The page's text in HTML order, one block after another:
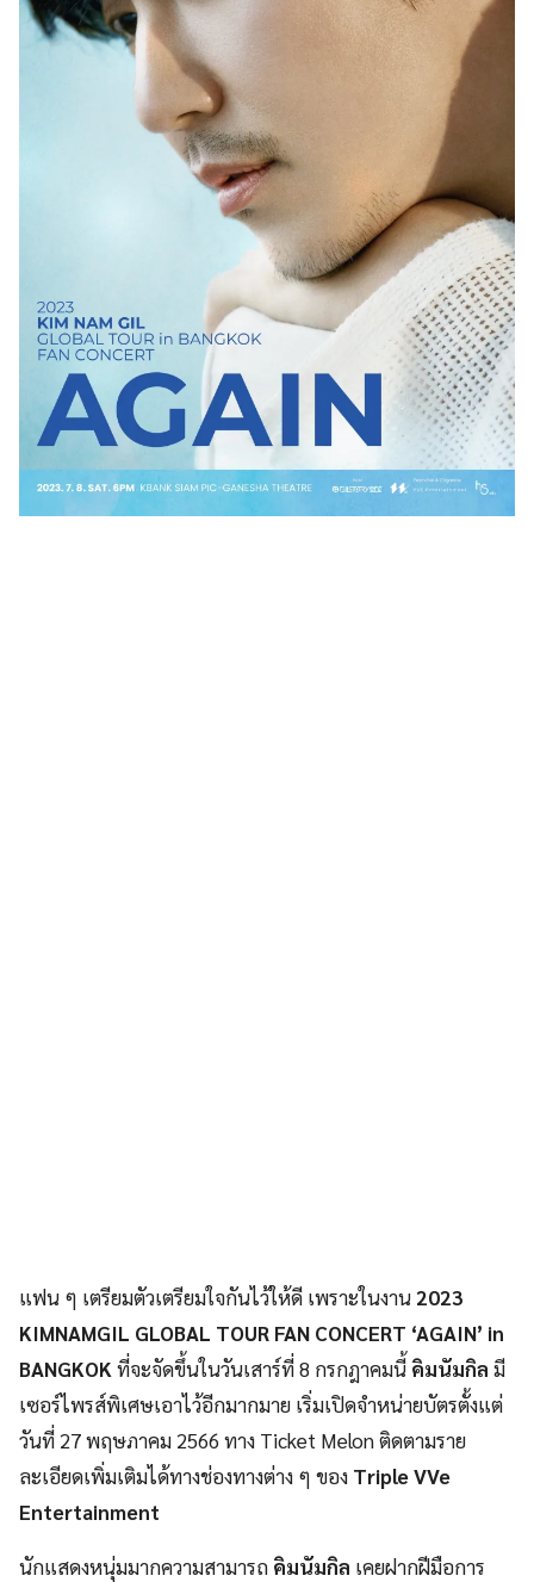
แฟน ๆ เตรียมตัวเตรียมใจกันไว้ให้ดี เพราะในงาน 2023
KIMNAMGIL GLOBAL TOUR FAN CONCERT ‘AGAIN’ in
BANGKOK ที่จะจัดขึ้นในวันเสาร์ที่ 8 กรกฎาคมนี้ คิมนัมกิล มี
เซอร์ไพรส์พิเศษเอาไว้อีกมากมาย เริ่มเปิดจำหน่ายบัตรตั้งแต่
วันที่ 27 พฤษภาคม 2566 ทาง Ticket Melon ติดตามราย
ละเอียดเพิ่มเติมได้ทางช่องทางต่าง ๆ ของ Triple VVe
Entertainment
นักแสดงหนุ่มมากความสามารถ คิมนัมกิล เคยฝากฝีมือการ